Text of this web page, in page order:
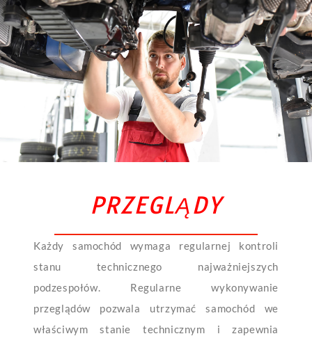
PRZEGLĄDY
Każdy samochód wymaga regularnej kontroli
stanu technicznego najważniejszych
podzespołów. Regularne wykonywanie
przeglądów pozwala utrzymać samochód we
właściwym stanie technicznym i zapewnia